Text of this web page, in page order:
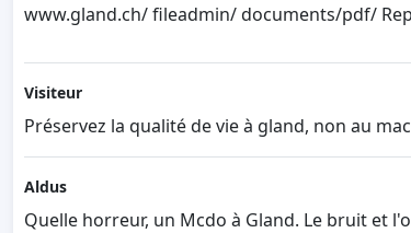
www.gland.ch/ fileadmin/ documents/pdf/
Visiteur
Préservez la qualité de vie à gland, non au
Aldus
Quelle horreur, un Mcdo à Gland. Le bruit et